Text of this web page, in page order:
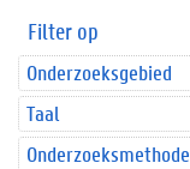
Filter op
Onderzoeksgebied
Taal
Onderzoeksmethode